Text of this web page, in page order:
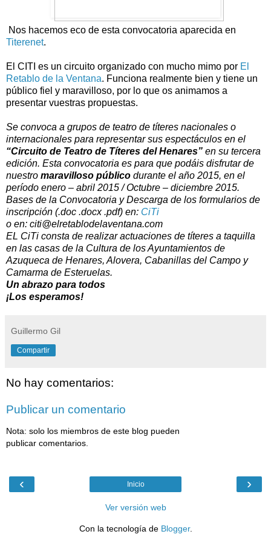
Nos hacemos eco de esta convocatoria aparecida en
Titerenet.
El CITI es un circuito organizado con mucho mimo por El
Retablo de la Ventana. Funciona realmente bien y tiene un
público fiel y maravilloso, por lo que os animamos a
presentar vuestras propuestas.
Se convoca a grupos de teatro de títeres nacionales o
internacionales para representar sus espectáculos en el
“Circuito de Teatro de Títeres del Henares” en su tercera
edición. Esta convocatoria es para que podáis disfrutar de
nuestro maravilloso público durante el año 2015, en el
período enero – abril 2015 / Octubre – diciembre 2015.
Bases de la Convocatoria y Descarga de los formularios de
inscripción (.doc .docx .pdf) en: CiTi
o en: citi@elretablodelaventana.com
EL CiTi consta de realizar actuaciones de títeres a taquilla
en las casas de la Cultura de los Ayuntamientos de
Azuqueca de Henares, Alovera, Cabanillas del Campo y
Camarma de Esteruelas.
Un abrazo para todos
¡Los esperamos!
Guillermo Gil
Compartir
No hay comentarios:
Publicar un comentario
Nota: solo los miembros de este blog pueden
publicar comentarios.
‹ ›
Inicio
Ver versión web
Con la tecnología de Blogger.